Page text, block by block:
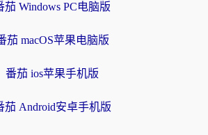
茄 Windows PC电脑版
茄 macOS苹果电脑版
番茄 ios苹果手机版
茄 Android安卓手机版